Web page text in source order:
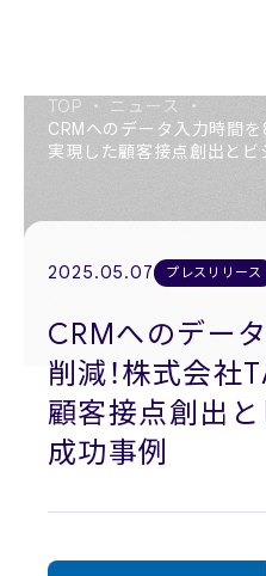
Members
Company
会社概要
Recruit
News
TOP ・ ニュース
・
CRMへのデータ入力時間を
実現した顧客接点創出と
2025.05.07 プレスリリース
CRMへのデー
削減！株式会社
顧客接点創出
成功事例